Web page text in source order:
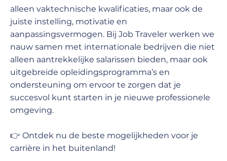
alleen vaktechnische kwalificaties, maar ook de
juiste instelling, motivatie en
aanpassingsvermogen. Bij Job Traveler werken we
nauw samen met internationale bedrijven die niet
alleen aantrekkelijke salarissen bieden, maar ook
uitgebreide opleidingsprogramma’s en
ondersteuning om ervoor te zorgen dat je
succesvol kunt starten in je nieuwe professionele
omgeving.
👉 Ontdek nu de beste mogelijkheden voor je
carrière in het buitenland!